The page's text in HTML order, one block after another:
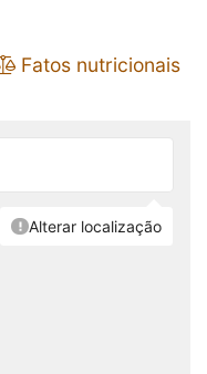
Fatos nutricionais